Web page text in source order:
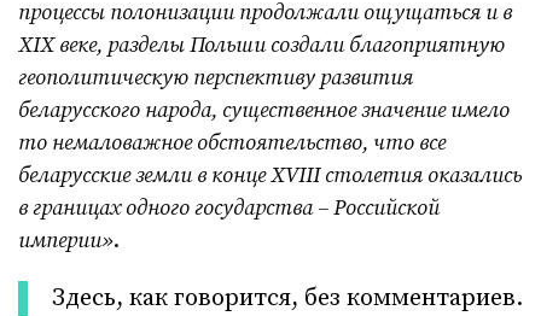
процессы полонизации продолжали ощущаться и в
XIX веке, разделы Польши создали благоприятную
геополитическую перспективу развития
беларусского народа, существенное значение имело
то немаловажное обстоятельство, что все
беларусские земли в конце XVIII столетия оказались
в границах одного государства – Российской
империи».
Здесь, как говорится, без комментариев.